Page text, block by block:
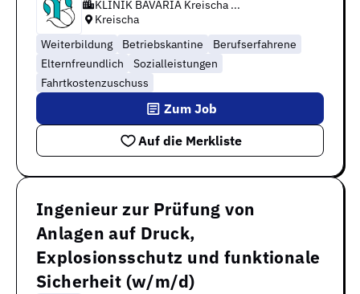
KLINIK BAVARIA Kreischa ...
Kreischa
Weiterbildung
Betriebskantine
Berufserfahrene
Elternfreundlich
Sozialleistungen
Fahrtkostenzuschuss
Auf die Merkliste
Zum Job
Ingenieur zur Prüfung von
Anlagen auf Druck,
Explosionsschutz und funktionale
Sicherheit (w/m/d)